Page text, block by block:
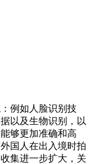
例如人脸识别技
以及生物识别，以
够更加准确和高
国人在出入境时拍
集进一步扩大，关